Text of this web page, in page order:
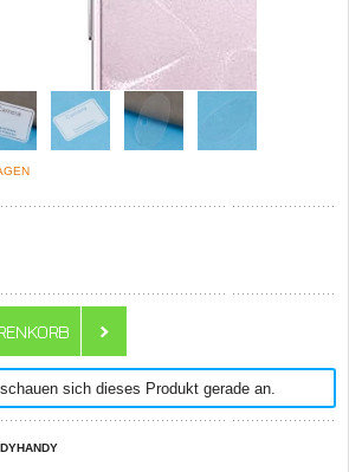
schauen sich dieses Produkt gerade an.